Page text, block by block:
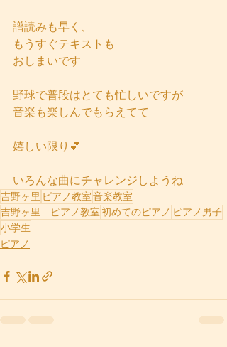
譜読みも早く、
もうすぐテキストも
おしまいです
野球で普段はとても忙しいですが
音楽も楽しんでもらえてて
嬉しい限り💕
いろんな曲にチャレンジしようね
吉野ヶ里 ピアノ教室音楽教室
吉野ヶ里 ピアノ教室初めてのピアノ ピアノ男子
小学生
ピアノ